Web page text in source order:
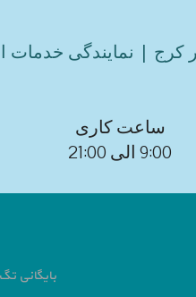
کرج | نمایندگی خدمات
ساعت کاری
9:00 الی 21:00
بایگانی